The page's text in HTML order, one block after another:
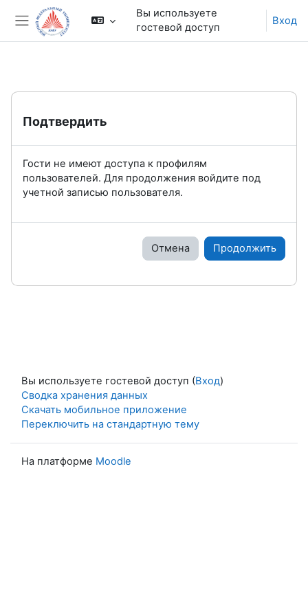
Перейти к основному содержанию
Боковая панель
Вы используете
гостевой доступ
Вход
Подтвердить
Гости не имеют доступа к профилям
пользователей. Для продолжения войдите под
учетной записью пользователя.
Отмена Продолжить
Вы используете гостевой доступ (Вход)
Сводка хранения данных
Скачать мобильное приложение
Переключить на стандартную тему
На платформе Moodle